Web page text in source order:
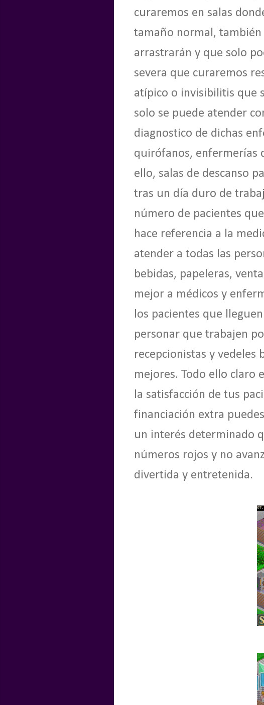
curaremos en salas
tamaño normal, también
arrastrarán y que solo
severa que curaremos
atípico o invisibilitis que
solo se puede atender
diagnostico de dichas
quirófanos, enfermerías
ello, salas de descanso
tras un día duro de
número de pacientes
hace referencia a la
atender a todas las
bebidas, papeleras,
mejor a médicos y
los pacientes que
personar que trabajen
recepcionistas y
mejores. Todo ello claro
la satisfacción de tus
financiación extra
un interés determinado
números rojos y no
divertida y entretenida.